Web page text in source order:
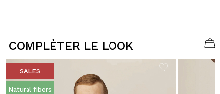
COMPLÈTER LE LOOK
SALES
Natural fibers